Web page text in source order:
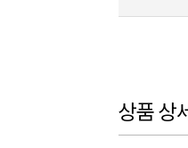
상품 상